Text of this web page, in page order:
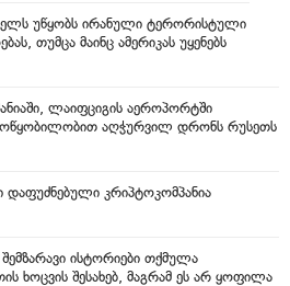
უწყობს ირანული ტერორისტული
თუმცა მაინც ამერიკას უყენებს
ლაიფციგის აეროპორტში
აღჭურვილ დრონს რუსეთს
დაფუძნებული კრიპტოკომპანია
შემზარავი ისტორიები თქმულა
ხოცვის შესახებ, მაგრამ ეს არ ყოფილა